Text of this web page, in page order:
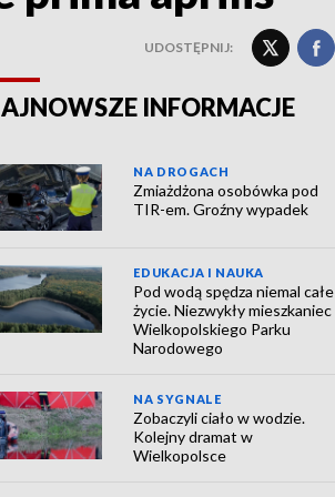
UDOSTĘPNIJ:
INFORMACJE
NA DROGACH
Zmiażdżona osobówka pod
TIR-em. Groźny wypadek
EDUKACJA I NAUKA
Pod wodą spędza niemal całe
życie. Niezwykły mieszkaniec
Wielkopolskiego Parku
Narodowego
NA SYGNALE
Zobaczyli ciało w wodzie.
Kolejny dramat w
Wielkopolsce